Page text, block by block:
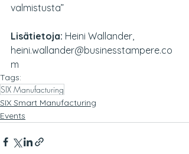
valmistusta”
Lisätietoja: Heini Wallander,
heini.wallander@businesstampere.co
m
Tags:
SIX Manufacturing
SIX Smart Manufacturing
Events